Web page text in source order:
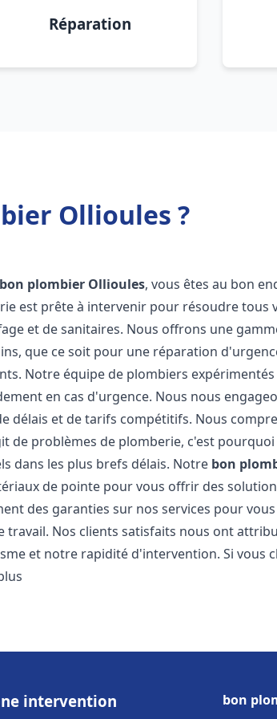
Réparation
Ollioules ?
bon plombier Ollioules, vous êtes au bon
est prête à intervenir pour résoudre tous
et de sanitaires. Nous offrons une
que ce soit pour une réparation
Notre équipe de plombiers
en cas d'urgence. Nous nous
délais et de tarifs compétitifs. Nous
de problèmes de plomberie, c'est
dans les plus brefs délais. Notre bon
de pointe pour vous offrir des
des garanties sur nos services pour
travail. Nos clients satisfaits nous ont
et notre rapidité d'intervention. Si vous
intervention bon